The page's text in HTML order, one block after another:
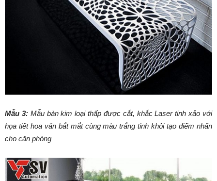
Mẫu 3: Mẫu bàn kim loại thấp được cắt, khắc Laser tinh xảo với
họa tiết hoa văn bắt mắt cùng màu trắng tinh khôi tạo điểm nhấn
cho căn phòng